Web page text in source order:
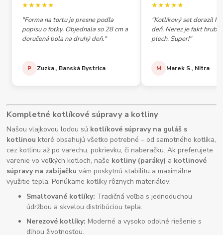
★★★★★
"Forma na tortu je presne podľa
popisu o fotky. Objednala so 28 cm a
doručená bola na druhý deň."
P Zuzka., Banská Bystrica
★★★★★
"Kotlíkový set dorazil
deň. Nerez je fakt
plech. Super!"
M Marek S., Nitra
Kompletné kotlíkové súpravy a kotliny
Našou vlajkovou loďou sú kotlíkové súpravy na guláš s
kotlinou ktoré obsahujú všetko potrebné – od samotného kotlíka,
cez kotlinu až po varechu, pokrievku, či naberačku. Ak preferujete
varenie vo veľkých kotloch, naše kotliny (paráky) a kotlinové
súpravy na zabíjačku vám poskytnú stabilitu a maximálne
využitie tepla. Ponúkame kotlíky rôznych materiálov:
Smaltované kotlíky: Tradičná voľba s jednoduchou
údržbou a skvelou distribúciou tepla.
Nerezové kotlíky: Moderné a vysoko odolné riešenie s
dlhou životnosťou.